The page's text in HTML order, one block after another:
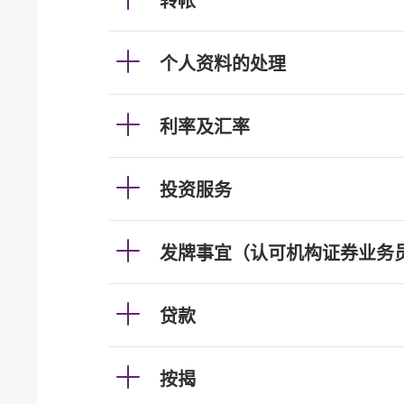
个人资料的处理
利率及汇率
投资服务
发牌事宜（认可机构证券业务
贷款
按揭